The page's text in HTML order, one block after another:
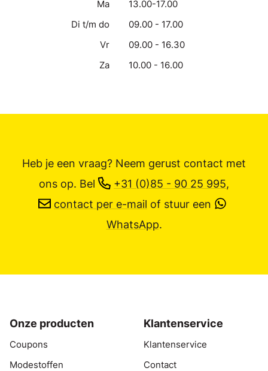
Ma
13.00-17.00
Di t/m do
09.00 - 17.00
Vr
09.00 - 16.30
Za
10.00 - 16.00
Heb je een vraag? Neem gerust contact met
ons op. Bel +31 (0)85 - 90 25 995,
contact per e-mail of stuur een
WhatsApp.
Onze producten
Coupons
Modestoffen
Klantenservice
Klantenservice
Contact